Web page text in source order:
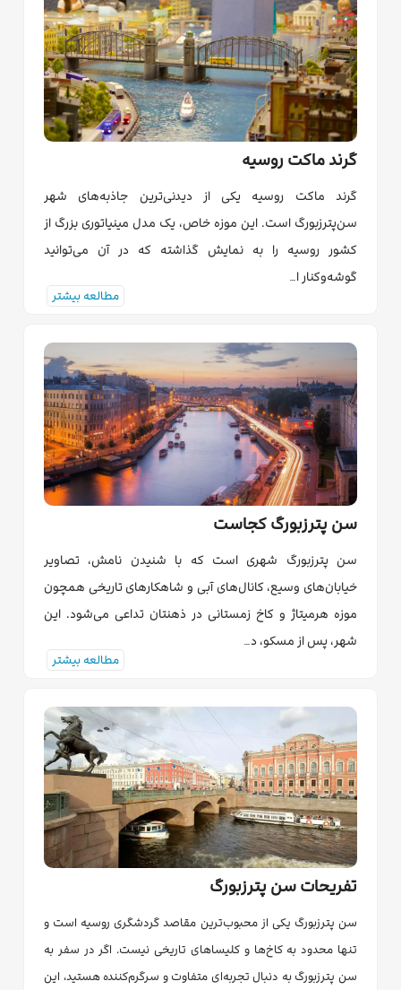
گرند ماکت روسیه
گرند ماکت روسیه یکی از دیدنی‌ترین جاذبه‌های شهر
سن‌پترزبورگ است. این موزه خاص، یک مدل مینیاتوری بزرگ از
کشور روسیه را به نمایش گذاشته که در آن می‌توانید
گوشه‌وکنار ا…
مطالعه بیشتر
سن پترزبورگ کجاست
سن پترزبورگ شهری است که با شنیدن نامش، تصاویر
خیابان‌های وسیع، کانال‌های آبی و شاهکارهای تاریخی همچون
موزه هرمیتاژ و کاخ زمستانی در ذهنتان تداعی می‌شود. این
شهر، پس از مسکو، د…
مطالعه بیشتر
تفریحات سن پترزبورگ
سن پترزبورگ یکی از محبوب‌ترین مقاصد گردشگری روسیه است و
تنها محدود به کاخ‌ها و کلیساهای تاریخی نیست. اگر در سفر به
سن پترزبورگ به دنبال تجربه‌ای متفاوت و سرگرم‌کننده هستید، این